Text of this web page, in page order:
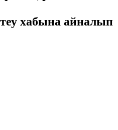
хабына айналып